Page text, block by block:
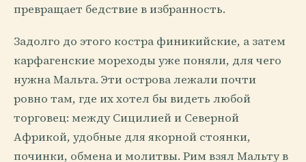
превращает бедствие в избранность.
Задолго до этого костра финикийские, а затем
карфагенские мореходы уже поняли, для чего
нужна Мальта. Эти острова лежали почти
ровно там, где их хотел бы видеть любой
торговец: между Сицилией и Северной
Африкой, удобные для якорной стоянки,
починки, обмена и молитвы. Рим взял Мальту в